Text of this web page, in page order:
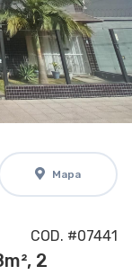
Mapa
COD. #07441
2